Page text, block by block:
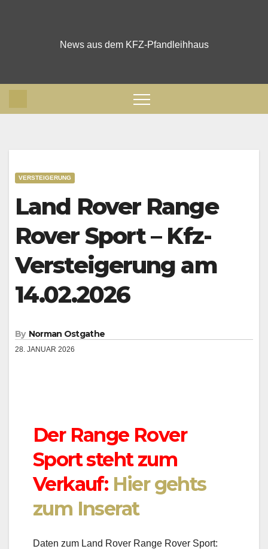
News aus dem KFZ-Pfandleihhaus
VERSTEIGERUNG
Land Rover Range
Rover Sport – Kfz-
Versteigerung am
14.02.2026
By Norman Ostgathe
28. JANUAR 2026
Der Range Rover
Sport steht zum
Verkauf: Hier gehts
zum Inserat
Daten zum Land Rover Range Rover Sport: